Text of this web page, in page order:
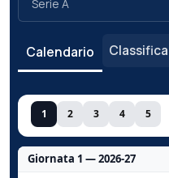
Calendario Classifica
1 2 3 4 5
Giornata 1 — 2026-27